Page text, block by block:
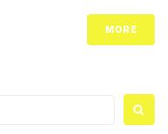
MORE